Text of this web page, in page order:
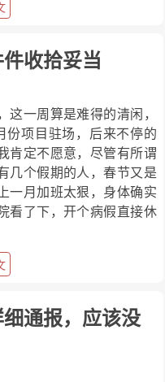
收拾妥当
这一周算是难得的清闲，
份项目驻场，后来不停的
肯定不愿意，尽管有所谓
几个假期的人，春节又是
一月加班太狠，身体确实
看了下，开个病假直接休
通报，应该没